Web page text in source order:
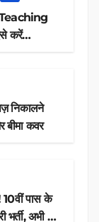
करें
निकालने
और बीमा कवर
पास के
अभी करें